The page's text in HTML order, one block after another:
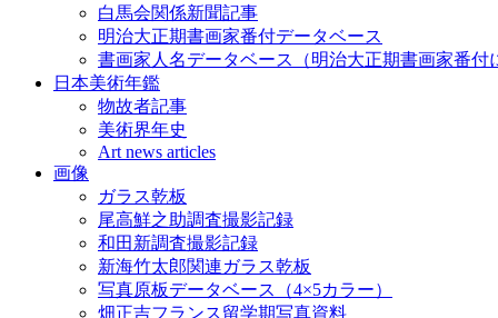
白馬会関係新聞記事
明治大正期書画家番付データベース
書画家人名データベース（明治大正期書画家番付
日本美術年鑑
物故者記事
美術界年史
Art news articles
画像
ガラス乾板
尾高鮮之助調査撮影記録
和田新調査撮影記録
新海竹太郎関連ガラス乾板
写真原板データベース（4×5カラー）
畑正吉フランス留学期写真資料